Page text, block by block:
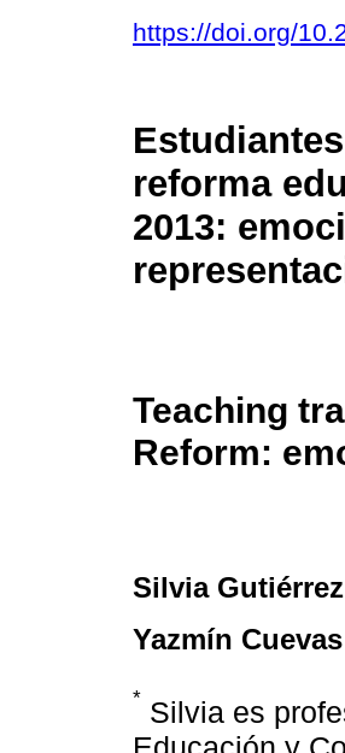
https://doi.org/
reforma
2013:
Teaching
Reform:
Silvia
Yazmín
* Silvia es